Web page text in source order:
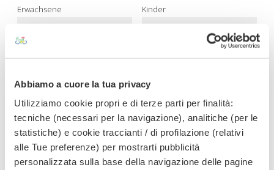
Abbiamo a cuore la tua privacy
Utilizziamo cookie propri e di terze parti per finalità:
tecniche (necessari per la navigazione), analitiche (per le
statistiche) e cookie traccianti / di profilazione (relativi
alle Tue preferenze) per mostrarti pubblicità
personalizzata sulla base della navigazione delle pagine
Erwachsene Kinder
Vorname
Zuname
E-mail Adresse Geschlecht